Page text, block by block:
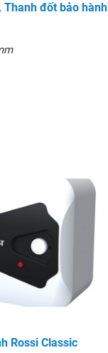
Thanh đốt bảo hành
Rossi Classic